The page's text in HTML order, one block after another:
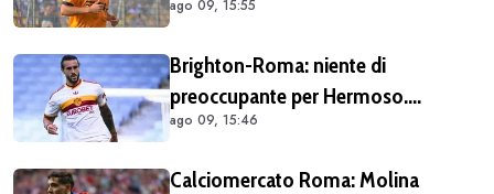
Gasperini
ago 09, 15:55
Brighton-Roma: niente di
preoccupante per Hermoso.
Spagnolo atteso regolarmente in
ago 09, 15:46
Calciomercato Roma: Molina